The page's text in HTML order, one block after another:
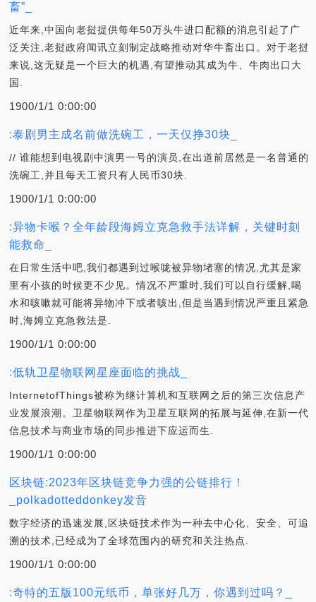
畜”_
近年来,中国向老挝提供每年50万头牛进口配额的消息引起了广
泛关注,老挝政府闻讯立刻制定战略推动对华牛畜出口。对于老挝
来说,这无疑是一个巨大的机遇,有望推动其成为牛、牛肉出口大
国.
1900/1/1 0:00:00
:泰剧男主成名前做洗碗工，一天仅挣30块_
// 谁能想到电视剧中演男一号的演员,在出道前居然是一名普通的
洗碗工,并且每天工资只有人民币30块.
1900/1/1 0:00:00
:异物卡喉？全年龄段海姆立克急救手法详解，关键时刻
能救命_
在日常生活中吧,我们都遇到过喉咙被异物堵塞的情况,尤其是家
里有小孩的时候更不少见。情况不严重时,我们可以自行缓解,喝
水和咳嗽就可能将异物冲下或者咳出,但是当遇到情况严重且紧急
时,海姆立克急救法是.
1900/1/1 0:00:00
:低轨卫星物联网星座面临的挑战_
InternetofThings被称为继计算机和互联网之后的第三次信息产
业发展浪潮。卫星物联网作为卫星互联网的拓展与延伸,在新一代
信息技术与商业市场的同步推进下应运而生.
1900/1/1 0:00:00
区块链:2023年区块链竞争力强的公链排行！
_polkadotteddonkey发音
数字经济的迅速发展,区块链技术作为一种去中心化、安全、可追
溯的技术,已经成为了全球范围内的研究和关注热点.
1900/1/1 0:00:00
:奇特的五版100元纸币，单张好几万，你遇到过吗？_